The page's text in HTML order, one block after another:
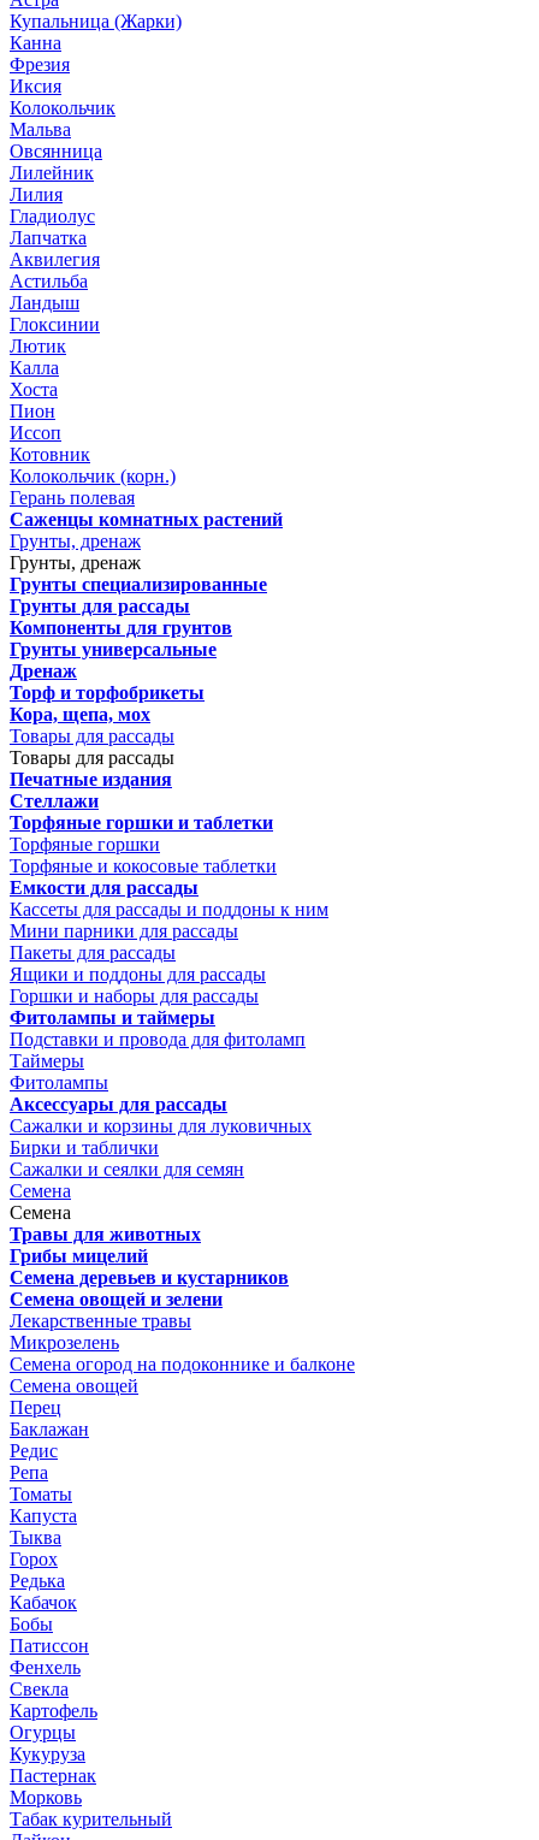
Купальница (Жарки)
Канна
Фрезия
Иксия
Колокольчик
Мальва
Овсянница
Лилейник
Лилия
Гладиолус
Лапчатка
Аквилегия
Астильба
Ландыш
Глоксинии
Лютик
Калла
Хоста
Пион
Иссоп
Котовник
Колокольчик (корн.)
Герань полевая
Саженцы комнатных растений
Грунты, дренаж
Грунты, дренаж
Грунты специализированные
Грунты для рассады
Компоненты для грунтов
Грунты универсальные
Дренаж
Торф и торфобрикеты
Кора, щепа, мох
Товары для рассады
Товары для рассады
Печатные издания
Стеллажи
Торфяные горшки и таблетки
Торфяные горшки
Торфяные и кокосовые таблетки
Емкости для рассады
Кассеты для рассады и поддоны к ним
Мини парники для рассады
Пакеты для рассады
Ящики и поддоны для рассады
Горшки и наборы для рассады
Фитолампы и таймеры
Подставки и провода для фитоламп
Таймеры
Фитолампы
Аксессуары для рассады
Сажалки и корзины для луковичных
Бирки и таблички
Сажалки и сеялки для семян
Семена
Семена
Травы для животных
Грибы мицелий
Семена деревьев и кустарников
Семена овощей и зелени
Лекарственные травы
Микрозелень
Семена огород на подоконнике и балконе
Семена овощей
Перец
Баклажан
Редис
Репа
Томаты
Капуста
Тыква
Горох
Редька
Кабачок
Бобы
Патиссон
Фенхель
Свекла
Картофель
Огурцы
Кукуруза
Пастернак
Морковь
Табак курительный